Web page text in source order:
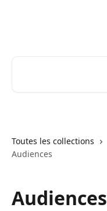
Toutes les collections
Audiences
Audiences